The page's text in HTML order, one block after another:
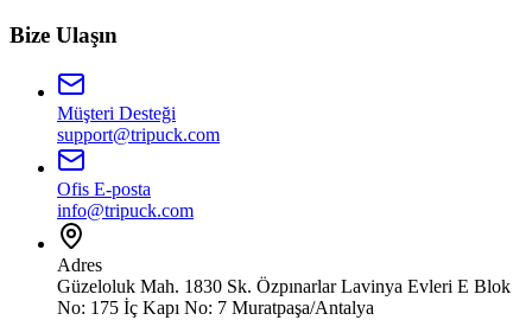
Bize Ulaşın
Müşteri Desteği
support@tripuck.com
Ofis E-posta
info@tripuck.com
Adres
Güzeloluk Mah. 1830 Sk. Özpınarlar Lavinya Evleri E Blok
No: 175 İç Kapı No: 7 Muratpaşa/Antalya